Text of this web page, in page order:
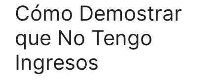
Cómo Demostrar
que No Tengo
Ingresos